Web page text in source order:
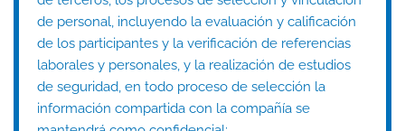
de personal, incluyendo la evaluación y calificación
de los participantes y la verificación de referencias
laborales y personales, y la realización de estudios
de seguridad, en todo proceso de selección la
información compartida con la compañía se